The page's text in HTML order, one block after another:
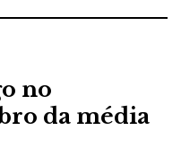
no
da média